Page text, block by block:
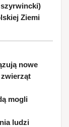
Ziemi
nowe
mogli
ludzi